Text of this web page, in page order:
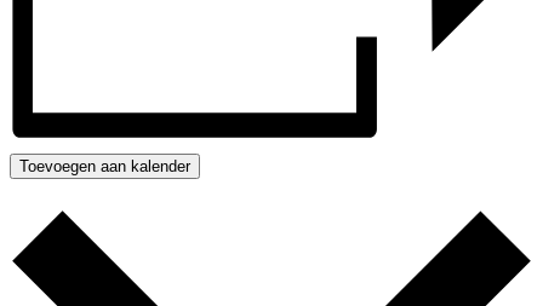
Toevoegen aan kalender